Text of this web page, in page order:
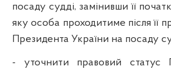
посаду судді, замінивши її
яку особа проходитиме після її
Президента України на посаду
- уточнити правовий статус